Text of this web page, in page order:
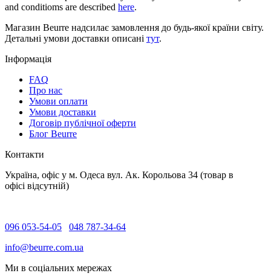
and conditioms are described here.
Магазин Beurre надсилає замовлення до будь-якої країни світу.
Детальні умови доставки описані тут.
Інформація
FAQ
Про нас
Умови оплати
Умови доставки
Договір публічної оферти
Блог Beurre
Контакти
Україна, офіс у м. Одеса вул. Ак. Корольова 34 (товар в
офісі відсутній)
096 053-54-05
048 787-34-64
info@beurre.com.ua
Ми в соціальних мережах